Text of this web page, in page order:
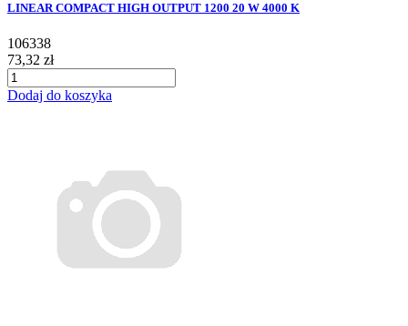
LINEAR COMPACT HIGH OUTPUT 1200 20 W 4000 K
106338
73,32 zł
Dodaj do koszyka